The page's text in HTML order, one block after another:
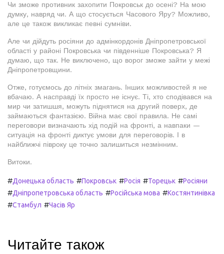
Чи зможе противник захопити Покровськ до осені? На мою
думку, навряд чи. А що стосується Часового Яру? Можливо,
але це також викликає певні сумніви.
Але чи дійдуть росіяни до адмінкордонів Дніпропетровської
області у районі Покровська чи південніше Покровська? Я
думаю, що так. Не виключено, що ворог зможе зайти у межі
Дніпропетровщини.
Отже, готуємось до літніх змагань. Інших можливостей я не
вбачаю. А насправді їх просто не існує. Ті, хто сподівався на
мир чи затишшя, можуть піднятися на другий поверх, де
займаються фантазією. Війна має свої правила. Не самі
переговори визначають хід подій на фронті, а навпаки —
ситуація на фронті диктує умови для переговорів. І в
найближчі півроку це точно залишиться незмінним.
Витоки.
#Донецька область #Покровськ #Росія #Торецьк #Росіяни
#Дніпропетровська область #Російська мова #Костянтинівка
#Стамбул #Часів Яр
Читайте також